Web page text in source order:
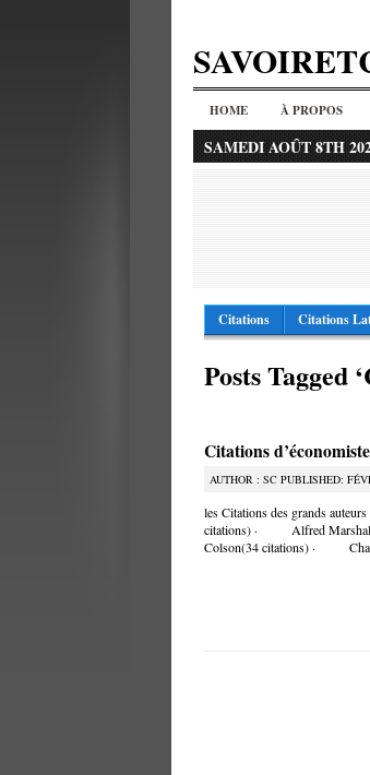
HOME À PROPOS
SAMEDI AOÛT 8TH
Citations Citations
Posts Tagged
Citations
AUTHOR : SC PUBLISHED:
les Citations des grands
citations) · Alfred
Colson(34 citations) ·